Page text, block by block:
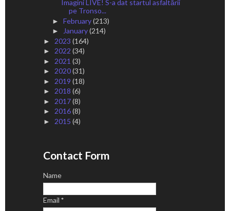
Imagini LIVE! S-a dat startul asfaltării
pe Tronso...
► February(213)
► January(214)
► 2023 (164)
► 2022 (34)
► 2021 (3)
► 2020(31)
► 2019 (18)
► 2018 (6)
► 2017(8)
► 2016(8)
► 2015 (4)
Contact Form
Name
Email *